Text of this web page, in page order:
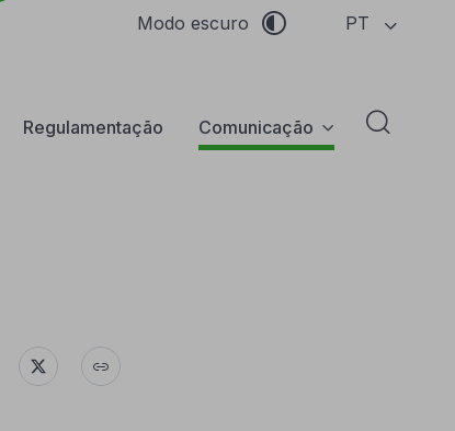
Modo escuro PT
Regulamentação Comunicação Abrir